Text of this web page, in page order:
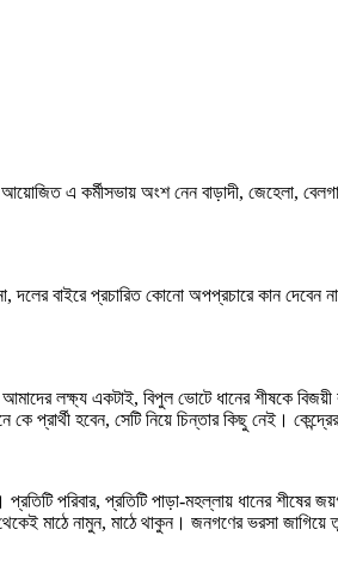
এ কর্মীসভায় অংশ নেন বাড়াদী, জেহেলা,
দলের বাইরে প্রচারিত কোনো অপপ্রচারে কান দেবেন
লক্ষ্য একটাই, বিপুল ভোটে ধানের শীষকে
প্রার্থী হবেন, সেটি নিয়ে চিন্তার কিছু নেই।
পরিবার, প্রতিটি পাড়া-মহল্লায় ধানের
মাঠে নামুন, মাঠে থাকুন। জনগণের ভরসা জাগিয়ে